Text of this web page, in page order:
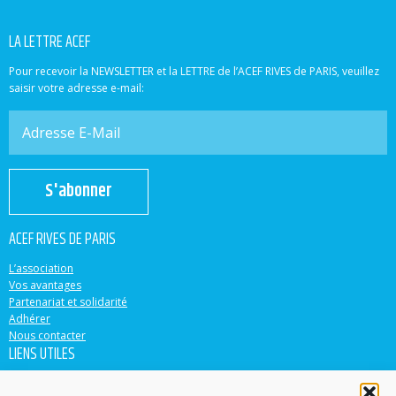
LA LETTRE ACEF
Pour recevoir la NEWSLETTER et la LETTRE de l’ACEF RIVES de PARIS, veuillez
saisir votre adresse e-mail:
S'abonner
ACEF RIVES DE PARIS
L’association
Vos avantages
Partenariat et solidarité
Adhérer
Nous contacter
LIENS UTILES